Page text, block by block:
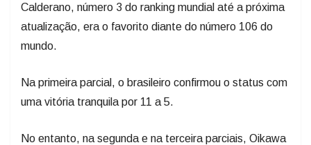
Calderano, número 3 do ranking mundial até a próxima
atualização, era o favorito diante do número 106 do
mundo.
Na primeira parcial, o brasileiro confirmou o status com
uma vitória tranquila por 11 a 5.
No entanto, na segunda e na terceira parciais, Oikawa